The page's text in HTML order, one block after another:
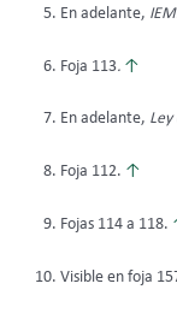
En adelante,
Foja 113. ↑
En adelante, Ley
Foja 112. ↑
Fojas 114 a 118.
Visible en foja